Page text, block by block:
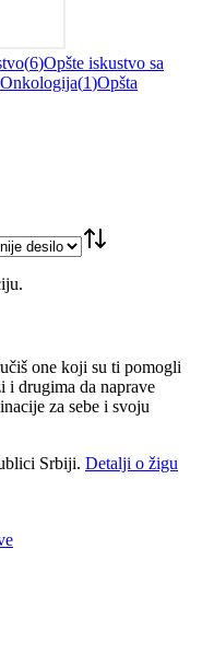
(6)Opšte iskustvo sa
Onkologija(1)Opšta
one koji su ti pomogli
i drugima da naprave
za sebe i svoju
Srbiji. Detalji o žigu